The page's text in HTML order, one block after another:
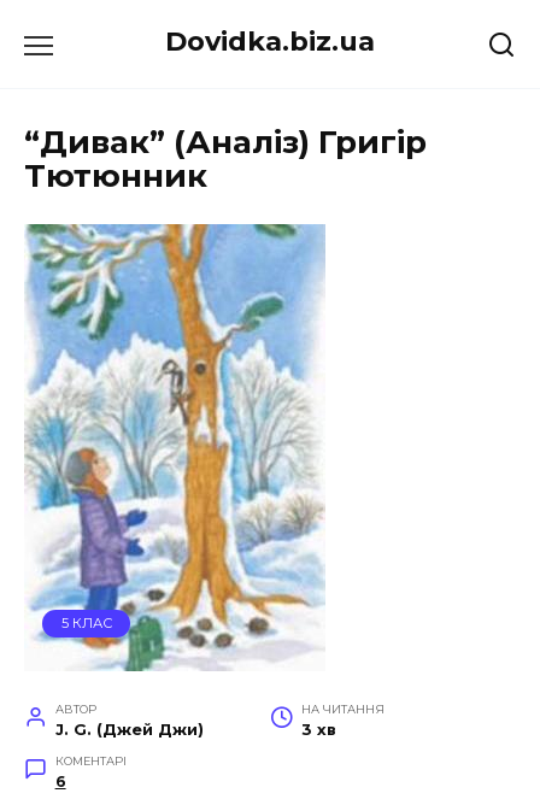
до
Dovidka.biz.ua
“Дивак” (Аналіз) Григір
Тютюнник
5 КЛАС
АВТОР
J. G. (Джей Джи)
НА ЧИТАННЯ
3 хв
КОМЕНТАРІ
6